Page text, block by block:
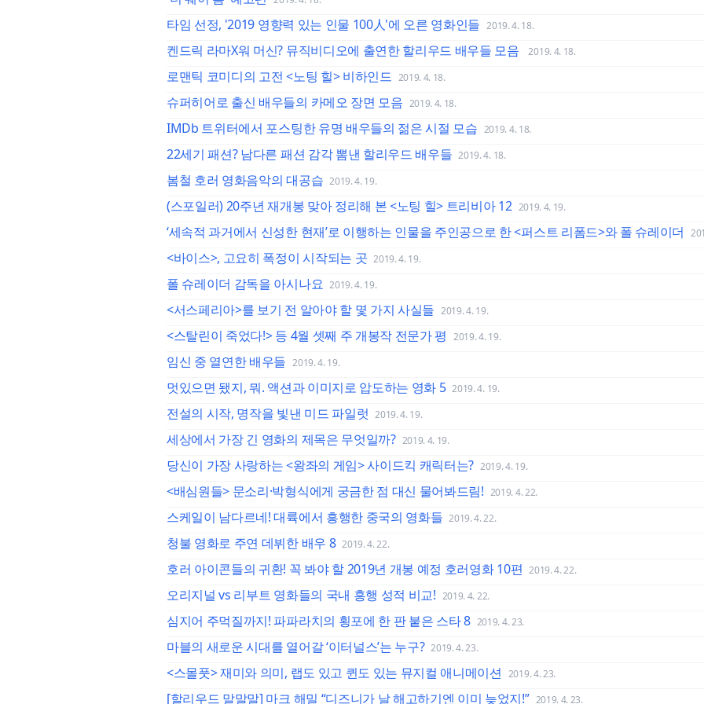
타임 선정, '2019 영향력 있는 인물 100人'에 오른 영화인들 2019. 4. 18.
켄드릭 라마X워 머신? 뮤직비디오에 출연한 할리우드 배우들 모음 2019. 4. 18.
로맨틱 코미디의 고전 <노팅 힐> 비하인드 2019. 4. 18.
슈퍼히어로 출신 배우들의 카메오 장면 모음 2019. 4. 18.
IMDb 트위터에서 포스팅한 유명 배우들의 젊은 시절 모습 2019. 4. 18.
22세기 패션? 남다른 패션 감각 뽐낸 할리우드 배우들 2019. 4. 18.
봄철 호러 영화음악의 대공습 2019. 4. 19.
(스포일러) 20주년 재개봉 맞아 정리해 본 <노팅 힐> 트리비아 12 2019. 4. 19.
‘세속적 과거에서 신성한 현재’로 이행하는 인물을 주인공으로 한 <퍼스트 리폼드>와 폴 슈레이더
<바이스>, 고요히 폭정이 시작되는 곳 2019. 4. 19.
폴 슈레이더 감독을 아시나요 2019. 4. 19.
<서스페리아>를 보기 전 알아야 할 몇 가지 사실들 2019. 4. 19.
<스탈린이 죽었다!> 등 4월 셋째 주 개봉작 전문가 평 2019. 4. 19.
임신 중 열연한 배우들 2019. 4. 19.
멋있으면 됐지, 뭐. 액션과 이미지로 압도하는 영화 5 2019. 4. 19.
전설의 시작, 명작을 빛낸 미드 파일럿 2019. 4. 19.
세상에서 가장 긴 영화의 제목은 무엇일까? 2019. 4. 19.
당신이 가장 사랑하는 <왕좌의 게임> 사이드킥 캐릭터는? 2019. 4. 19.
<배심원들> 문소리·박형식에게 궁금한 점 대신 물어봐드림! 2019. 4. 22.
스케일이 남다르네! 대륙에서 흥행한 중국의 영화들 2019. 4. 22.
청불 영화로 주연 데뷔한 배우 8 2019. 4. 22.
호러 아이콘들의 귀환! 꼭 봐야 할 2019년 개봉 예정 호러영화 10편 2019. 4. 22.
오리지널 vs 리부트 영화들의 국내 흥행 성적 비교! 2019. 4. 22.
심지어 주먹질까지! 파파라치의 횡포에 한 판 붙은 스타 8 2019. 4. 23.
마블의 새로운 시대를 열어갈 ‘이터널스’는 누구? 2019. 4. 23.
<스몰풋> 재미와 의미, 랩도 있고 퀸도 있는 뮤지컬 애니메이션 2019. 4. 23.
[할리우드 말말말] 마크 해밀 “디즈니가 날 해고하기엔 이미 늦었지!” 2019. 4. 23.